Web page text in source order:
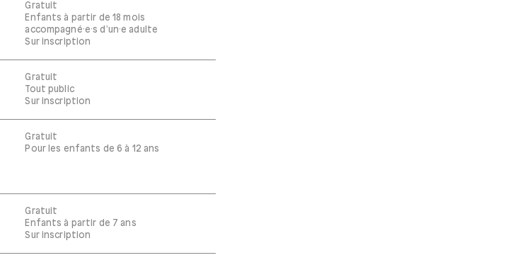
Gratuit
Enfants à partir de 18 mois
accompagné·e·s d'un·e adulte
Sur inscription
Gratuit
Tout public
Sur inscription
Gratuit
Pour les enfants de 6 à 12 ans
Gratuit
Enfants à partir de 7 ans
Sur inscription